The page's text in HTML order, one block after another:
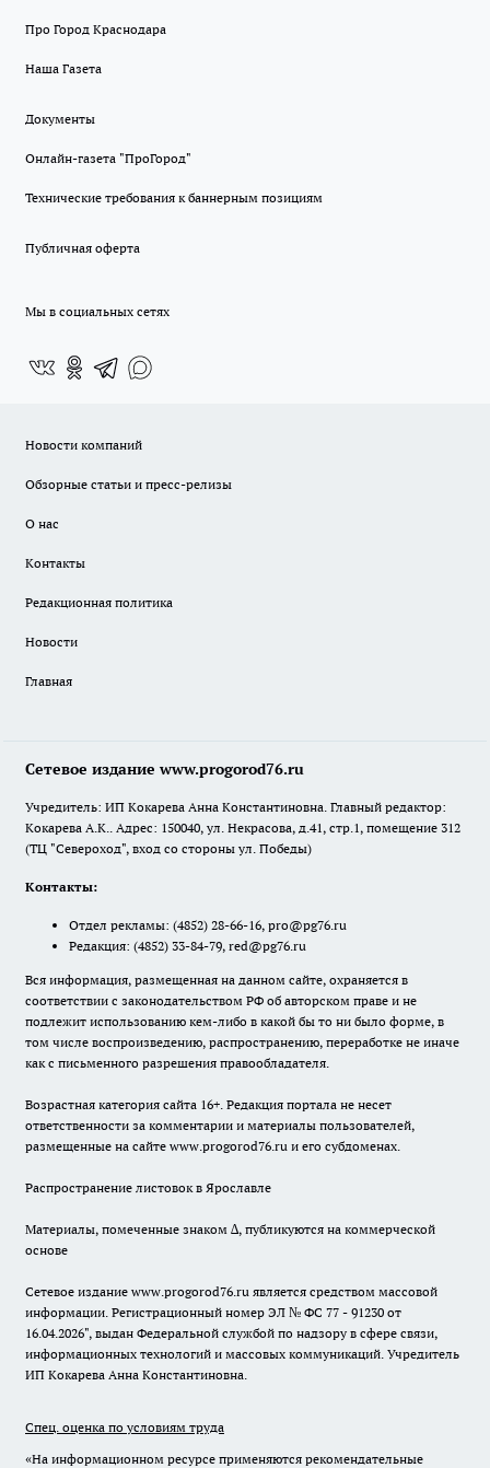
Про Город Краснодара
Наша Газета
Документы
Онлайн-газета "ПроГород"
Технические требования к баннерным позициям
Публичная оферта
Мы в социальных сетях
Новости компаний
Обзорные статьи и пресс-релизы
О нас
Контакты
Редакционная политика
Новости
Главная
Сетевое издание www.progorod76.ru
Учредитель: ИП Кокарева Анна Константиновна. Главный редактор:
Кокарева А.К.. Адрес: 150040, ул. Некрасова, д.41, стр.1, помещение 312
(ТЦ "Североход", вход со стороны ул. Победы)
Контакты:
Отдел рекламы: (4852) 28-66-16, pro@pg76.ru
Редакция: (4852) 33-84-79, red@pg76.ru
Вся информация, размещенная на данном сайте, охраняется в
соответствии с законодательством РФ об авторском праве и не
подлежит использованию кем-либо в какой бы то ни было форме, в
том числе воспроизведению, распространению, переработке не иначе
как с письменного разрешения правообладателя.
Возрастная категория сайта 16+. Редакция портала не несет
ответственности за комментарии и материалы пользователей,
размещенные на сайте www.progorod76.ru и его субдоменах.
Распространение листовок в Ярославле
Материалы, помеченные знаком ∆, публикуются на коммерческой
основе
Сетевое издание www.progorod76.ru является средством массовой
информации. Регистрационный номер ЭЛ № ФС 77 - 91230 от
16.04.2026", выдан Федеральной службой по надзору в сфере связи,
информационных технологий и массовых коммуникаций. Учредитель
ИП Кокарева Анна Константиновна.
Спец. оценка по условиям труда
«На информационном ресурсе применяются рекомендательные